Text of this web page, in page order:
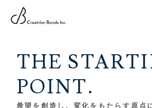
THE
POINT.
希望を創造し、変化をもたらす原点